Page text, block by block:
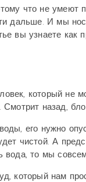
что не
дальше. И мы
вы узнаете как
который не
назад,
его нужно
чистой. А
то мы
который нам